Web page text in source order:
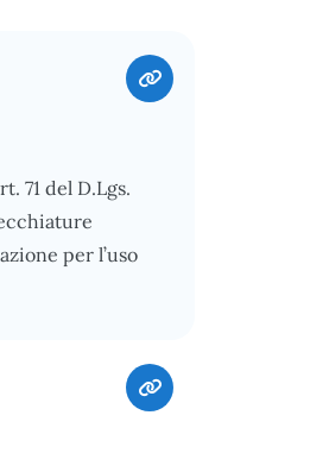
71 del D.Lgs.
per l’uso